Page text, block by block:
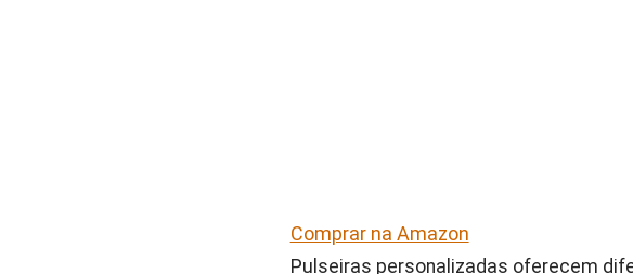
Comprar na Amazon
Pulseiras personalizadas oferecem